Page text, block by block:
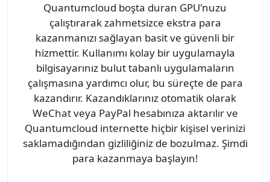
Quantumcloud boşta duran GPU'nuzu
çalıştırarak zahmetsizce ekstra para
kazanmanızı sağlayan basit ve güvenli bir
hizmettir. Kullanımı kolay bir uygulamayla
bilgisayarınız bulut tabanlı uygulamaların
çalışmasına yardımcı olur, bu süreçte de para
kazandırır. Kazandıklarınız otomatik olarak
WeChat veya PayPal hesabınıza aktarılır ve
Quantumcloud internette hiçbir kişisel verinizi
saklamadığından gizliliğiniz de bozulmaz. Şimdi
para kazanmaya başlayın!